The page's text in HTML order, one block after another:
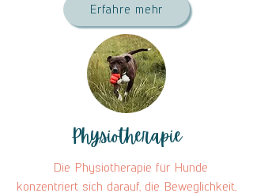
Erfahre mehr
Physiotherapie
Die Physiotherapie für Hunde
konzentriert sich darauf, die Beweglichkeit,